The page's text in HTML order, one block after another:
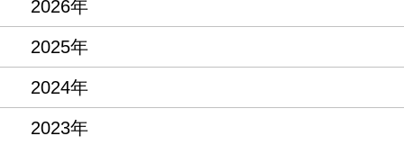
2026年
2025年
2024年
2023年